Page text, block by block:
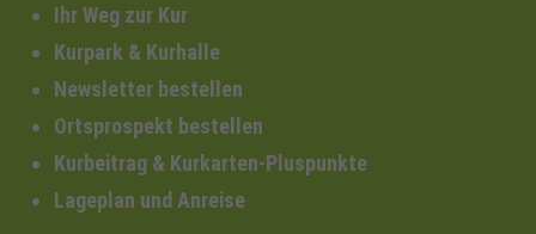
Ihr Weg zur Kur
Kurpark & Kurhalle
Newsletter bestellen
Ortsprospekt bestellen
Kurbeitrag & Kurkarten-Pluspunkte
Lageplan und Anreise